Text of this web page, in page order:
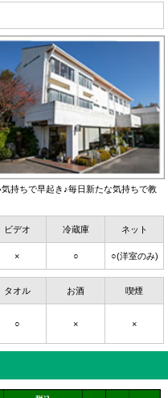
持ちで早起き♪毎日新たな気持ちで教
ビデオ 冷蔵庫 ネット
× ○ ○(洋室のみ)
タオル お酒 喫煙
○ × ×